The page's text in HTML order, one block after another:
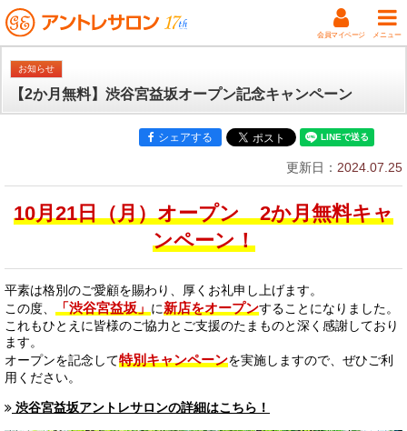
会員マイページ メニュー
お知らせ
【2か月無料】渋谷宮益坂オープン記念キャンペーン
シェアする
更新日： 2024.07.25
10月21日（月）オープン 2か月無料キャ
ンペーン！
平素は格別のご愛顧を賜わり、厚くお礼申し上げます。
この度、
「渋谷宮益坂」 に新店をオープンすることになりました。
これもひとえに皆様のご協力とご支援のたまものと深く感謝しており
ます。
オープンを記念して特別キャンペーンを実施しますので、ぜひご利
用ください。
渋谷宮益坂アントレサロンの詳細はこちら！